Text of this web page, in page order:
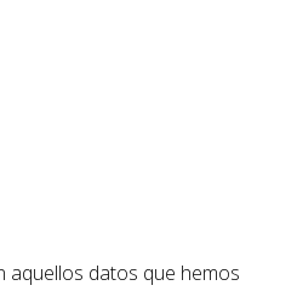
aquellos datos que hemos